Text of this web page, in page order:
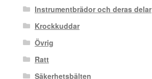
Instrumentbrädor och deras delar
Krockkuddar
Övrig
Ratt
Säkerhetsbälten